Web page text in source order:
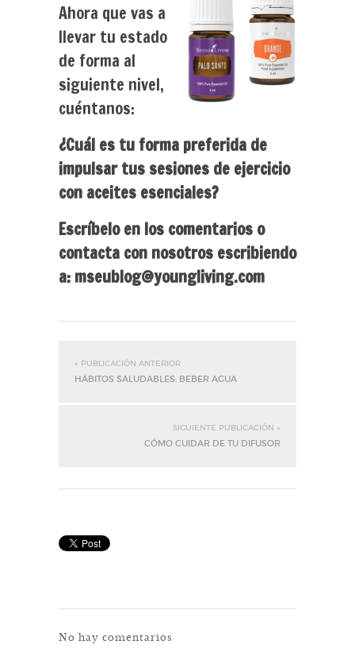
Ahora que vas a
llevar tu estado
de forma al
siguiente nivel,
cuéntanos:
¿Cuál es tu forma preferida de
impulsar tus sesiones de ejercicio
con aceites esenciales?
Escríbelo en los comentarios o
contacta con nosotros escribiendo
a: mseublog@youngliving.com
« PUBLICACIÓN ANTERIOR
HÁBITOS SALUDABLES: BEBER AGUA
SIGUIENTE PUBLICACIÓN »
CÓMO CUIDAR DE TU DIFUSOR
No hay comentarios